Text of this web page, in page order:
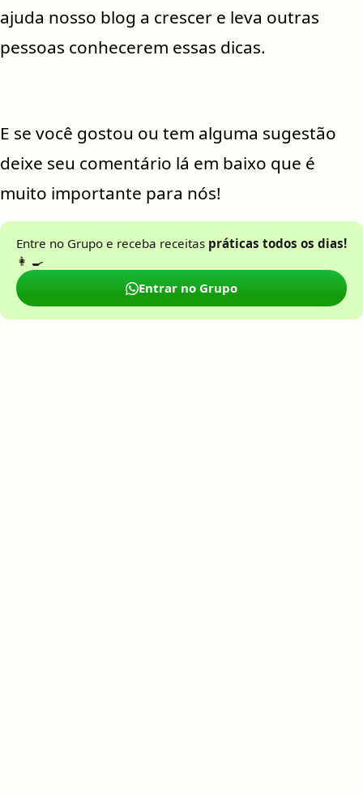
ajuda nosso blog a crescer e leva outras
pessoas conhecerem essas dicas.
E se você gostou ou tem alguma sugestão
deixe seu comentário lá em baixo que é
muito importante para nós!
Entre no Grupo e receba receitas práticas todos os dias!
👩 🍳
Entrar no Grupo